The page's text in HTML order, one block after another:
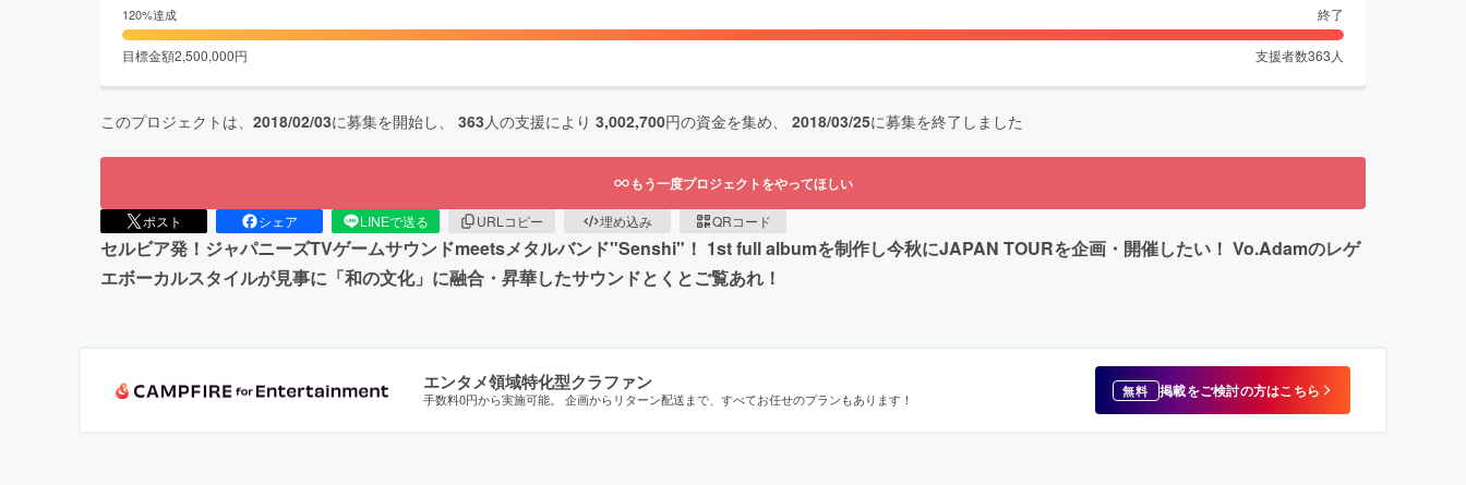
120%達成 終了
目標金額2,500,000円 支援者数363 人
このプロジェクトは、 2018/02/03に募集を開始し、 363人の支援により 3,002,700円の資金を集め、 2018/03/25に募集を終了しました
もう一度プロジェクトをやってほしい
ポスト シェア LINEで送る URLコピー 埋め込み QRコード
セルビア発！ジャパニーズTVゲームサウンドmeetsメタルバンド"Senshi"！ 1st full albumを制作し今秋にJAPAN TOURを企画・開催したい！ Vo.Adamのレゲ
エボーカルスタイルが見事に「和の文化」に融合・昇華したサウンドとくとご覧あれ！
エンタメ領域特化型クラファン
手数料0円から実施可能。 企画からリターン配送まで、すべてお任せのプランもあります！ 無料 掲載をご検討の方はこちら